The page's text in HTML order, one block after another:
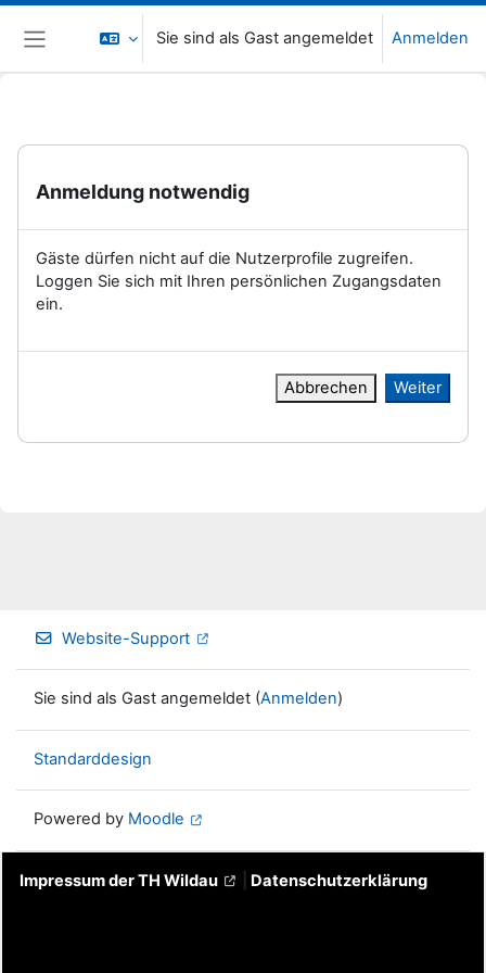
Zum Hauptinhalt
Website-Übersicht
Sie sind als Gast angemeldet Anmelden
Anmeldung notwendig
Gäste dürfen nicht auf die Nutzerprofile zugreifen.
Loggen Sie sich mit Ihren persönlichen Zugangsdaten
ein.
Abbrechen Weiter
Website-Support
Sie sind als Gast angemeldet (Anmelden)
Standarddesign
Powered by Moodle
Impressum der TH Wildau Datenschutzerklärung